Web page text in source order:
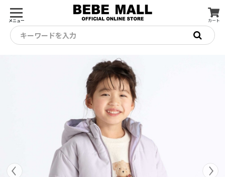
メニュー カート
キーワードを入力